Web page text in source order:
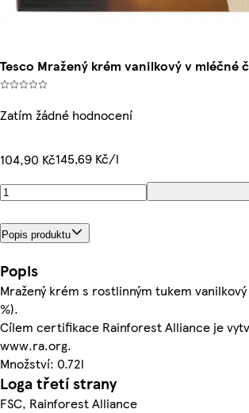
Tesco Mražený krém vanilkový v mléčné
Zatím žádné hodnocení
104,90 Kč145,69 Kč/l
Popis produktu
Popis
Mražený krém s rostlinným tukem
%).
Cílem certifikace Rainforest Alliance je
www.ra.org.
Množství: 0.72l
Loga třetí strany
FSC, Rainforest Alliance